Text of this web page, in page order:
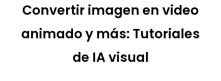
Convertir imagen en video
animado y más: Tutoriales
de IA visual